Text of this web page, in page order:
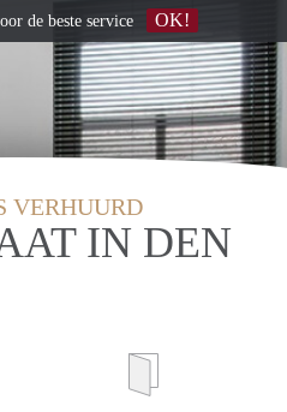
VERHUURD
IN DEN
de beste service OK!